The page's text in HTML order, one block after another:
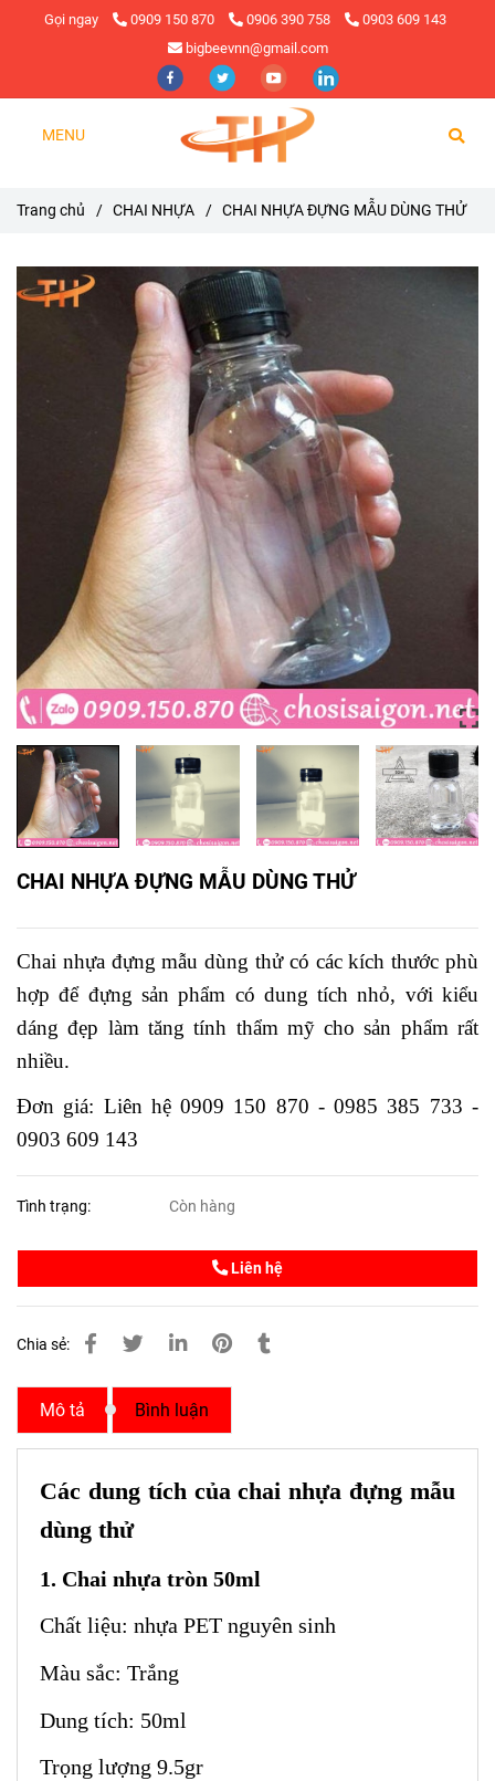
Gọi ngay 0909 150 870 0906 390 758
0903 609 143
bigbeevnn@gmail.com
MENU
Trang chủ / CHAI NHỰA / CHAI NHỰA ĐỰNG MẪU DÙNG THỬ
CHAI NHỰA ĐỰNG MẪU DÙNG THỬ
Chai nhựa đựng mẫu dùng thử có các kích thước phù
hợp để đựng sản phẩm có dung tích nhỏ, với kiểu
dáng đẹp làm tăng tính thẩm mỹ cho sản phẩm rất
nhiều.
Đơn giá: Liên hệ 0909 150 870 - 0985 385 733 -
0903 609 143
Tình trạng: Còn hàng
Liên hệ
Chia sẻ:
Mô tả Bình luận
Các dung tích của chai nhựa đựng mẫu
dùng thử
1. Chai nhựa tròn 50ml
Chất liệu: nhựa PET nguyên sinh
Màu sắc: Trắng
Dung tích: 50ml
Trọng lượng 9.5gr